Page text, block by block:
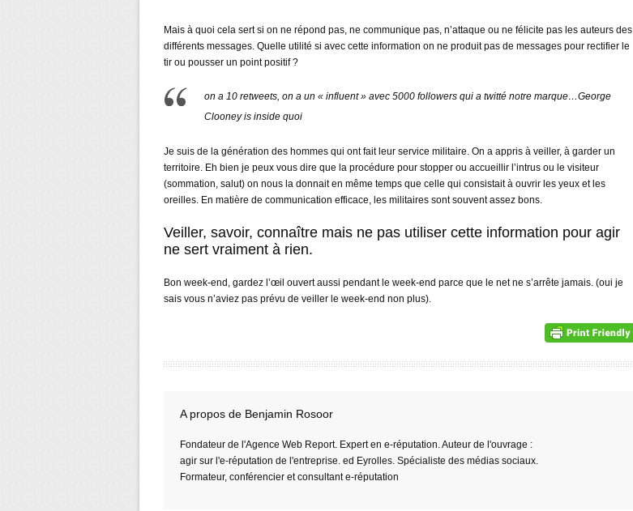
Mais à quoi cela sert si on ne répond pas, ne communique pas, n’attaque ou ne félicite pas les auteurs des
différents messages. Quelle utilité si avec cette information on ne produit pas de messages pour rectifier le
tir ou pousser un point positif ?
on a 10 retweets, on a un « influent » avec 5000 followers qui a twitté notre marque…George
Clooney is inside quoi
Je suis de la génération des hommes qui ont fait leur service militaire. On a appris à veiller, à garder un
territoire. Eh bien je peux vous dire que la procédure pour stopper ou accueillir l’intrus ou le visiteur
(sommation, salut) on nous la donnait en même temps que celle qui consistait à ouvrir les yeux et les
oreilles. En matière de communication efficace, les militaires sont souvent assez bons.
Veiller, savoir, connaître mais ne pas utiliser cette information pour agir
ne sert vraiment à rien.
Bon week-end, gardez l’œil ouvert aussi pendant le week-end parce que le net ne s’arrête jamais. (oui je
sais vous n’aviez pas prévu de veiller le week-end non plus).
A propos de Benjamin Rosoor
Fondateur de l'Agence Web Report. Expert en e-réputation. Auteur de l'ouvrage :
agir sur l'e-réputation de l'entreprise. ed Eyrolles. Spécialiste des médias sociaux.
Formateur, conférencier et consultant e-réputation